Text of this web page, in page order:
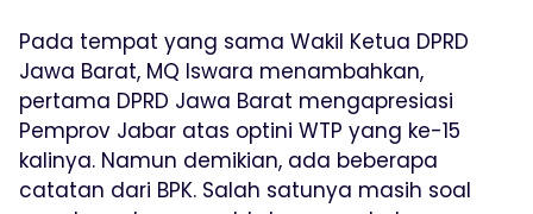
Pada tempat yang sama Wakil Ketua DPRD
Jawa Barat, MQ Iswara menambahkan,
pertama DPRD Jawa Barat mengapresiasi
Pemprov Jabar atas optini WTP yang ke-15
kalinya. Namun demikian, ada beberapa
catatan dari BPK. Salah satunya masih soal